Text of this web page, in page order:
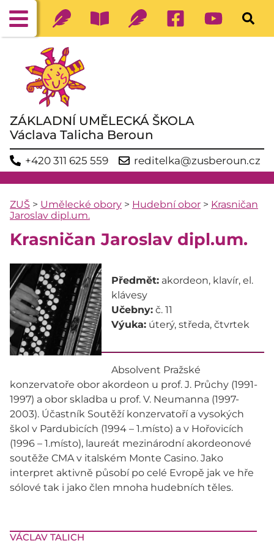
ZÁKLADNÍ UMĚLECKÁ ŠKOLA
Václava Talicha Beroun
+420 311 625 559 reditelka@zusberoun.cz
VÁCLAV TALICH
ZUŠ > Umělecké obory > Hudební obor > Krasničan
Jaroslav dipl.um.
Krasničan Jaroslav dipl.um.
Předmět: akordeon, klavír, el.
klávesy
Učebny: č. 11
Výuka: úterý, středa, čtvrtek
Absolvent Pražské
konzervatoře obor akordeon u prof. J. Průchy (1991-
1997) a obor skladba u prof. V. Neumanna (1997-
2003). Účastník Soutěží konzervatoří a vysokých
škol v Pardubicích (1994 – 1.místo) a v Hořovicích
(1996 – 1.místo), laureát mezinárodní akordeonové
soutěže CMA v italském Monte Casino. Jako
interpret aktivně působí po celé Evropě jak ve hře
sólové tak i jako člen mnoha hudebních těles.